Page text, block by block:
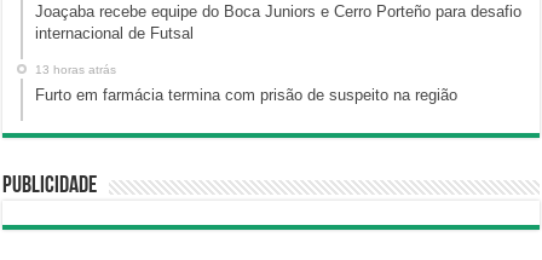
Joaçaba recebe equipe do Boca Juniors e Cerro Porteño para desafio
internacional de Futsal
13 horas atrás
Furto em farmácia termina com prisão de suspeito na região
Publicidade